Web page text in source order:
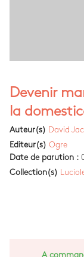
Devenir
la
Auteur(s) David
Editeur(s) Ogre
Date de parution :
Collection(s)
A